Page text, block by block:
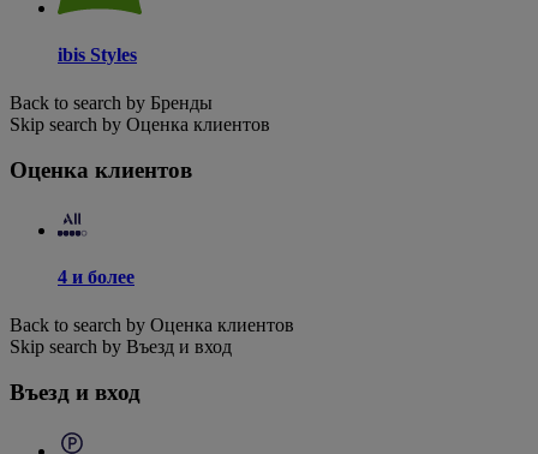
ibis Styles
Back to search by Бренды
Skip search by Оценка клиентов
Оценка клиентов
4 и более
Back to search by Оценка клиентов
Skip search by Въезд и вход
Въезд и вход